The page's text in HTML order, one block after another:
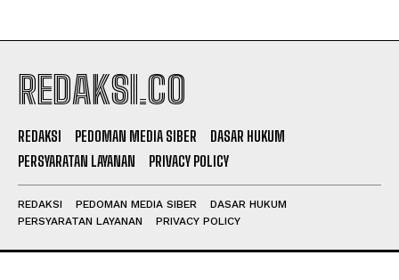
REDAKSI.CO
REDAKSI PEDOMAN MEDIA SIBER
DASAR HUKUM
PERSYARATAN LAYANAN
PRIVACY POLICY
REDAKSI PEDOMAN MEDIA SIBER
DASAR HUKUM
PERSYARATAN LAYANAN
PRIVACY POLICY